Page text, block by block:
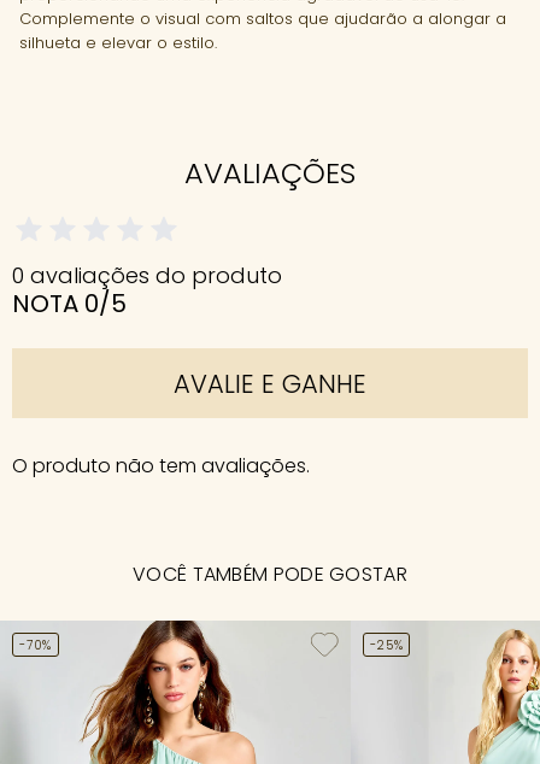
Complemente o visual com saltos que ajudarão a alongar a
silhueta e elevar o estilo.
AVALIAÇÕES
0 avaliações do produto
NOTA 0/5
AVALIE E GANHE
O produto não tem avaliações.
VOCÊ TAMBÉM PODE GOSTAR
-70% -25%